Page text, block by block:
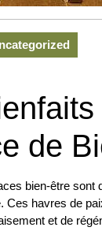
de
bien-être sont
Ces havres de
et de